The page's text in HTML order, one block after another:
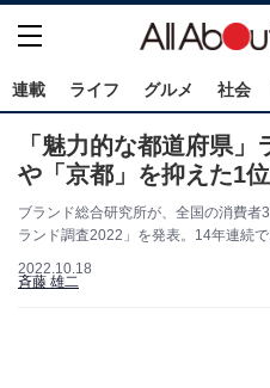
連載 ライフ グルメ 社会
「魅力的な都道府県」
や「京都」を抑えた1
ブランド総合研究所が、全国の消費
ランド調査2022」を発表。14年連続
2022.10.18
斉藤 雄二